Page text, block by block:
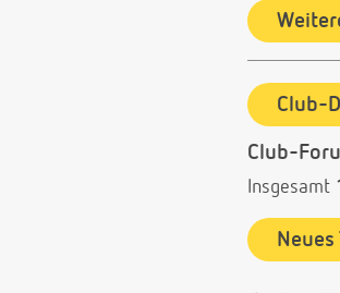
Club-
Club-
Insgesamt